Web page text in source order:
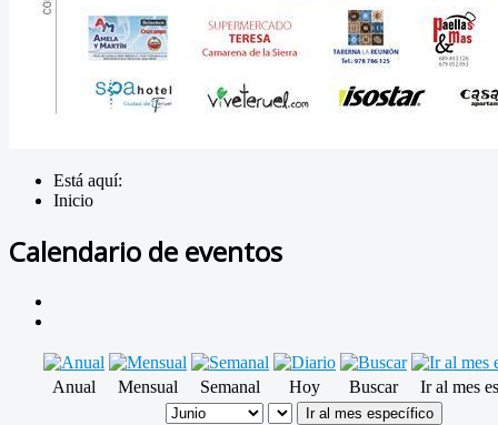
Está aquí:
Inicio
Calendario de eventos
Anual Mensual Semanal Hoy Buscar Ir al mes
Ir al mes específico